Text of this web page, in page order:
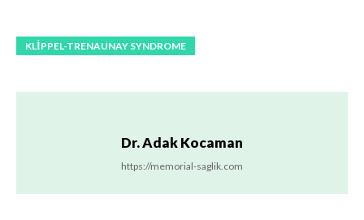
KLIPPEL-TRENAUNAY SYNDROME
Dr. Adak Kocaman
https://memorial-saglik.com